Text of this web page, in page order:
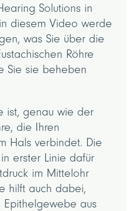
Solutions in
diesem Video werde
was Sie über die
Röhre
Sie sie beheben
ist, genau wie der
die Ihren
Hals verbindet. Die
erster Linie dafür
im Mittelohr
hilft auch dabei,
Epithelgewebe aus